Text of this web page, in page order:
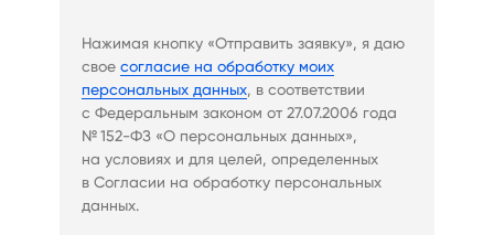
Нажимая кнопку «Отправить заявку», я даю
свое согласие на обработку моих
персональных данных, в соответствии
с Федеральным законом от 27.07.2006 года
№ 152-ФЗ «О персональных данных»,
на условиях и для целей, определенных
в Согласии на обработку персональных
данных.